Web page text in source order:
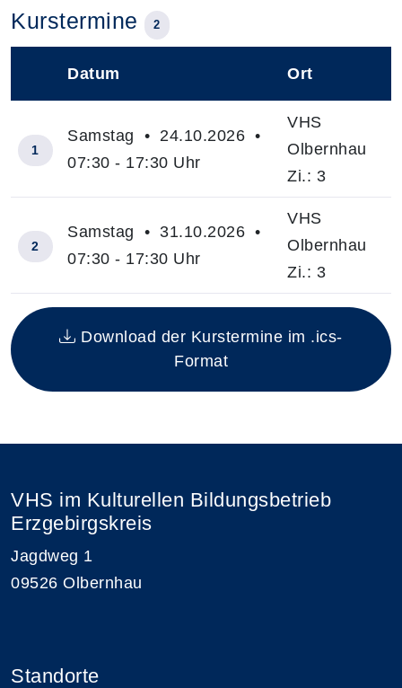
Kurstermine 2
Insgesamt gibt es 2 Termine zum diesen Kurs
Datum Ort
1
Samstag • 24.10.2026 •
07:30 - 17:30 Uhr
VHS
Olbernhau
Zi.: 3
2
Samstag • 31.10.2026 •
07:30 - 17:30 Uhr
VHS
Olbernhau
Zi.: 3
Download der Kurstermine im .ics-
Format
VHS im Kulturellen Bildungsbetrieb
Erzgebirgskreis
Jagdweg 1
09526 Olbernhau
Standorte